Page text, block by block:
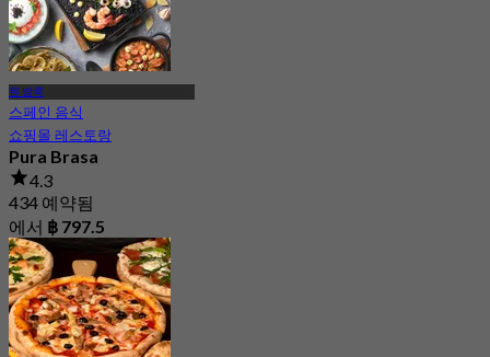
원 방콕
스페인 음식
쇼핑몰 레스토랑
Pura Brasa
4.3
434 예약됨
에서 ฿ 797.5